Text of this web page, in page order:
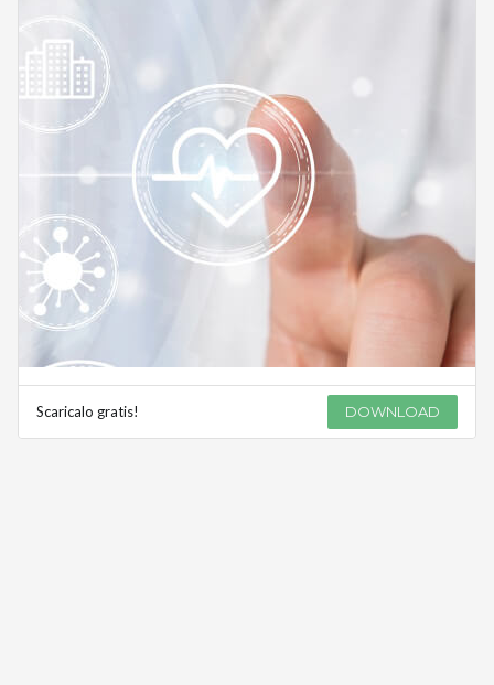
Scaricalo gratis! DOWNLOAD